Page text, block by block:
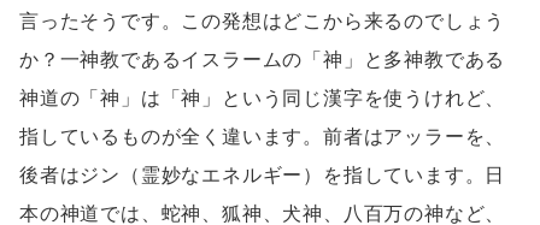
言ったそうです。この発想はどこから来るのでしょう
か？一神教であるイスラームの「神」と多神教である
神道の「神」は「神」という同じ漢字を使うけれど、
指しているものが全く違います。前者はアッラーを、
後者はジン（霊妙なエネルギー）を指しています。日
本の神道では、蛇神、狐神、犬神、八百万の神など、